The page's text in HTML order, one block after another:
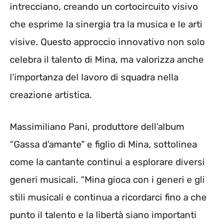
intrecciano, creando un cortocircuito visivo
che esprime la sinergia tra la musica e le arti
visive. Questo approccio innovativo non solo
celebra il talento di Mina, ma valorizza anche
l’importanza del lavoro di squadra nella
creazione artistica.
Massimiliano Pani, produttore dell’album
“Gassa d’amante” e figlio di Mina, sottolinea
come la cantante continui a esplorare diversi
generi musicali. “Mina gioca con i generi e gli
stili musicali e continua a ricordarci fino a che
punto il talento e la libertà siano importanti